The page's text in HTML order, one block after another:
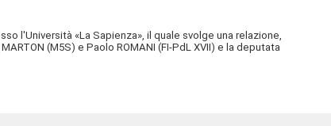
l'Università «La Sapienza», il quale svolge una relazione,
(M5S) e Paolo ROMANI (FI-PdL XVII) e la deputata